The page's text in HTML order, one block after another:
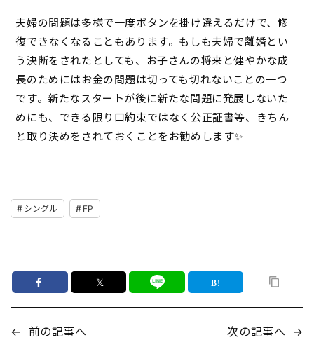
夫婦の問題は多様で一度ボタンを掛け違えるだけで、修
復できなくなることもあります。もしも夫婦で離婚とい
う決断をされたとしても、お子さんの将来と健やかな成
長のためにはお金の問題は切っても切れないことの一つ
です。新たなスタートが後に新たな問題に発展しないた
めにも、できる限り口約束ではなく公正証書等、きちん
と取り決めをされておくことをお勧めします✨
シングル FP
𝕏
← 前の記事へ 次の記事へ →